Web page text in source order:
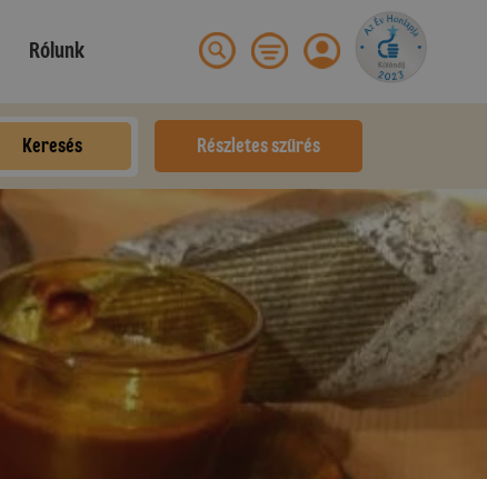
Rólunk
Keresés Részletes szűrés